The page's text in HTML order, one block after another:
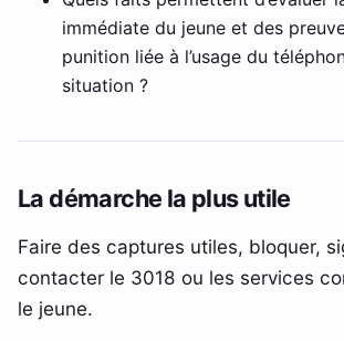
immédiate du jeune et des
punition liée à l’usage du
situation ?
La démarche la plus utile
Faire des captures utiles, bloquer,
contacter le 3018 ou les services
le jeune.